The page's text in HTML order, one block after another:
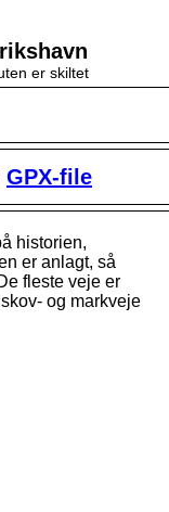
er skiltet
GPX-file
historien,
er anlagt, så
fleste veje er
og markveje